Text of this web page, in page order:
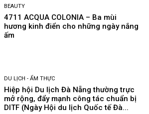
BEAUTY
4711 ACQUA COLONIA – Ba mùi
hương kinh điển cho những ngày nắng
ấm
DU LỊCH - ẨM THỰC
Hiệp hội Du lịch Đà Nẵng thường trực
mở rộng, đẩy mạnh công tác chuẩn bị
DITF (Ngày Hội du lịch Quốc tế Đà...